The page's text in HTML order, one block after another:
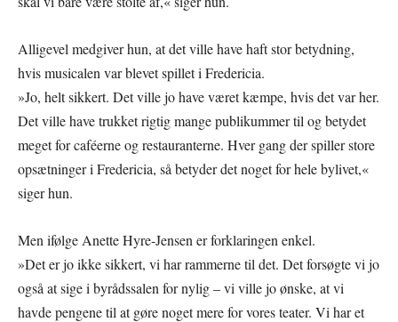
Alligevel medgiver hun, at det ville have haft stor betydning,
hvis musicalen var blevet spillet i Fredericia.
»Jo, helt sikkert. Det ville jo have været kæmpe, hvis det var her.
Det ville have trukket rigtig mange publikummer til og betydet
meget for caféerne og restauranterne. Hver gang der spiller store
opsætninger i Fredericia, så betyder det noget for hele bylivet,«
siger hun.
Men ifølge Anette Hyre-Jensen er forklaringen enkel.
»Det er jo ikke sikkert, vi har rammerne til det. Det forsøgte vi jo
også at sige i byrådssalen for nylig – vi ville jo ønske, at vi
havde pengene til at gøre noget mere for vores teater. Vi har et